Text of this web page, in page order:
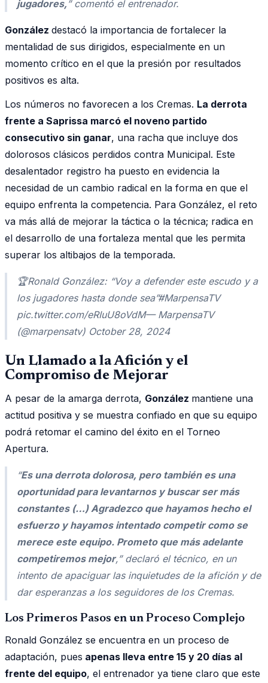
jugadores,” comentó el entrenador.
González destacó la importancia de fortalecer la
mentalidad de sus dirigidos, especialmente en un
momento crítico en el que la presión por resultados
positivos es alta.
Los números no favorecen a los Cremas. La derrota
frente a Saprissa marcó el noveno partido
consecutivo sin ganar, una racha que incluye dos
dolorosos clásicos perdidos contra Municipal. Este
desalentador registro ha puesto en evidencia la
necesidad de un cambio radical en la forma en que el
equipo enfrenta la competencia. Para González, el reto
va más allá de mejorar la táctica o la técnica; radica en
el desarrollo de una fortaleza mental que les permita
superar los altibajos de la temporada.
🏆Ronald González: “Voy a defender este escudo y a
los jugadores hasta donde sea”#MarpensaTV
pic.twitter.com/eRIuU8oVdM— MarpensaTV
(@marpensatv) October 28, 2024
Un Llamado a la Afición y el
Compromiso de Mejorar
A pesar de la amarga derrota, González mantiene una
actitud positiva y se muestra confiado en que su equipo
podrá retomar el camino del éxito en el Torneo
Apertura.
“Es una derrota dolorosa, pero también es una
oportunidad para levantarnos y buscar ser más
constantes (…) Agradezco que hayamos hecho el
esfuerzo y hayamos intentado competir como se
merece este equipo. Prometo que más adelante
competiremos mejor,” declaró el técnico, en un
intento de apaciguar las inquietudes de la afición y de
dar esperanzas a los seguidores de los Cremas.
Los Primeros Pasos en un Proceso Complejo
Ronald González se encuentra en un proceso de
adaptación, pues apenas lleva entre 15 y 20 días al
frente del equipo, el entrenador ya tiene claro que este